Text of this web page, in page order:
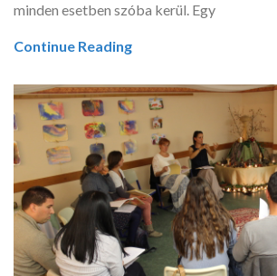
minden esetben szóba kerül. Egy
Continue Reading